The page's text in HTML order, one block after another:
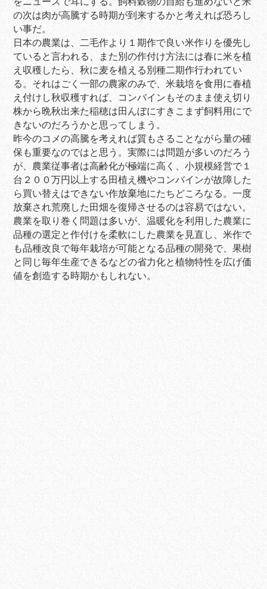
の次は肉が高騰する時期が到来するかと考えれば恐ろし
い事だ。
日本の農業は、二毛作より１期作で良い米作りを優先し
ていると言われる、また別の作付け方法には春に米を植
え収穫したら、秋に麦を植える別種二期作行われてい
る。それはごく一部の農家のみで、米栽培を食用に春植
え付けし秋収穫すれば、コンバインもそのまま使え切り
株から晩秋出来た稲穂は田んぼにすきこまず飼料用にで
きないのだろうかと思ってしまう。
昨今のコメの高騰を考えれば質もさることながら量の確
保も重要なのではと思う。実際には問題が多いのだろう
が、農業従事者は高齢化が極端に高く、小規模経営で１
台２００万円以上する田植え機やコンバインが故障した
ら買い替えはできない作放棄地にたちどころなる。一度
放棄され荒廃した田畑を復帰させるのは容易ではない。
農業を取り巻く問題は多いが、温暖化を利用した農業に
品種の選定と作付けを柔軟にした農業を見直し、米作で
も品種改良で毎年栽培が可能となる品種の開発で、果樹
と同じ毎年生産できるなどの省力化と植物特性を広げ価
値を創造する時期かもしれない。